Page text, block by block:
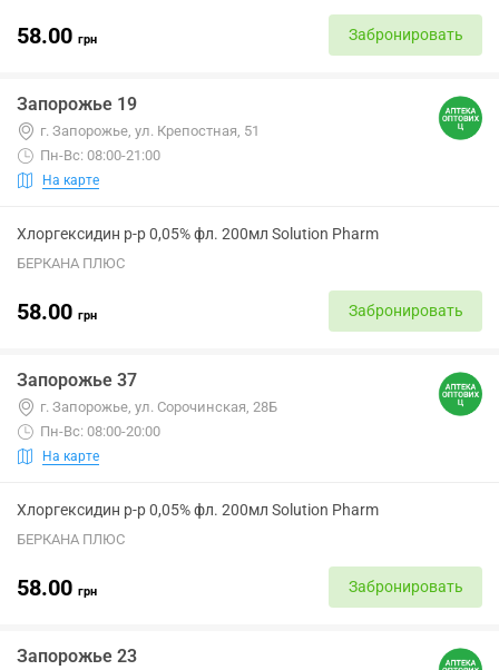
58.00 грн Забронировать
Запорожье 19
г. Запорожье, ул. Крепостная, 51
Пн-Вс: 08:00-21:00
На карте
Хлоргексидин р-р 0,05% фл. 200мл Solution Pharm
БЕРКАНА ПЛЮС
58.00 грн Забронировать
Запорожье 37
г. Запорожье, ул. Сорочинская, 28Б
Пн-Вс: 08:00-20:00
На карте
Хлоргексидин р-р 0,05% фл. 200мл Solution Pharm
БЕРКАНА ПЛЮС
58.00 грн Забронировать
Запорожье 23